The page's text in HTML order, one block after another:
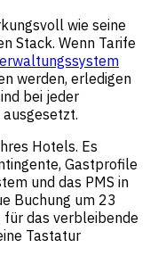
wie seine
Stack. Wenn Tarife
werden, erledigen
bei jeder
Hotels. Es
Gastprofile
und das PMS in
Buchung um 23
das verbleibende
Tastatur